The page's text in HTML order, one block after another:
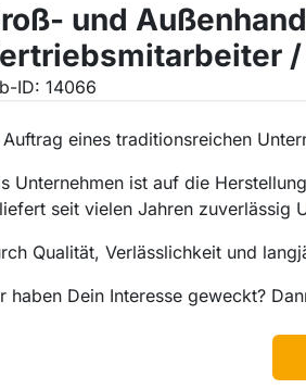
und
ID: 14066
Auftrag eines traditionsreichen
Unternehmen ist auf die
seit vielen Jahren zuverlässig
Qualität, Verlässlichkeit und
haben Dein Interesse geweckt?